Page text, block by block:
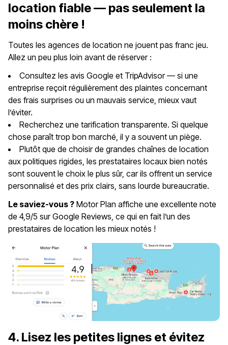
location fiable — pas seulement la
moins chère !
Toutes les agences de location ne jouent pas franc jeu.
Allez un peu plus loin avant de réserver :
Consultez les avis Google et TripAdvisor — si une
entreprise reçoit régulièrement des plaintes concernant
des frais surprises ou un mauvais service, mieux vaut
l’éviter.
Recherchez une tarification transparente. Si quelque
chose paraît trop bon marché, il y a souvent un piège.
Plutôt que de choisir de grandes chaînes de location
aux politiques rigides, les prestataires locaux bien notés
sont souvent le choix le plus sûr, car ils offrent un service
personnalisé et des prix clairs, sans lourde bureaucratie.
Le saviez-vous ? Motor Plan affiche une excellente note
de 4,9/5 sur Google Reviews, ce qui en fait l’un des
prestataires de location les mieux notés !
4. Lisez les petites lignes et évitez